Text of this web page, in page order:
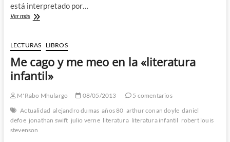
está interpretado por…
Ver másUno
y
todos
para
BBC
The
Musketeers
LECTURAS LIBROS
Me cago y me meo en la «literatura
infantil»
M'Rabo Mhulargo 08/05/2013
5 comentarios
Actualidad alejandro dumas años 80 arthur conan doyle daniel
defoe jonathan swift julio verne literatura literatura infantil robert louis
stevenson